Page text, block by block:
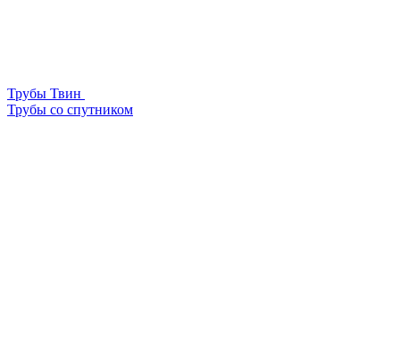
Трубы Твин
Трубы со спутником